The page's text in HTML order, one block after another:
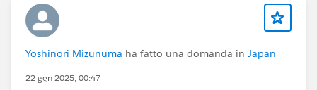
Yoshinori Mizunuma ha fatto una domanda in Japan
22 gen 2025, 00:47